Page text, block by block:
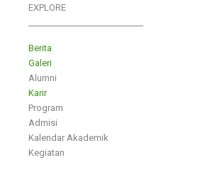
EXPLORE
Berita
Galeri
Alumni
Karir
Program
Admisi
Kalendar Akademik
Kegiatan